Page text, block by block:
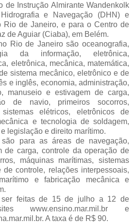
de Instrução Almirante Wandenkolk
e Navegação (DHN) e
Rio de Janeiro, e para o Centro de
de Aguiar (Ciaba), em Belém.
Rio de Janeiro são oceanografia,
da informação, eletrônica,
eletrônica, mecânica, matemática,
sistema mecânico, eletrônico e de
e inglês, economia, administração,
manuseio e estivagem de carga,
de navio, primeiros socorros,
elétricos, eletrônicos de
e tecnologia de soldagem,
legislação e direito marítimo.
para as áreas de navegação,
de carga, controle da operação de
máquinas marítimas, sistemas
controle, relações interpessoais,
e fabricação mecânica e
ser feitas de 15 de julho a 12 de
www.ensino.mar.mil.br e
A taxa é de R$ 90.